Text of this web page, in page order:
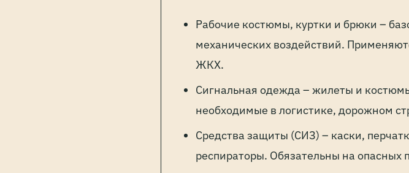
Рабочие костюмы, куртки и брюки –
механических воздействий.
ЖКХ.
Сигнальная одежда – жилеты и
необходимые в логистике, дорожном
Средства защиты (СИЗ) – каски,
респираторы. Обязательны на опасных